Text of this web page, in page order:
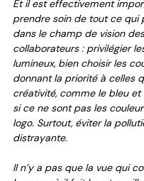
Et il est effectivement
prendre soin de tout ce qui
dans le champ de vision
collaborateurs : privilégier
lumineux, bien choisir les
donnant la priorité à celles
créativité, comme le bleu
si ce ne sont pas les
logo. Surtout, éviter la
distrayante.
Il n’y a pas que la vue qui